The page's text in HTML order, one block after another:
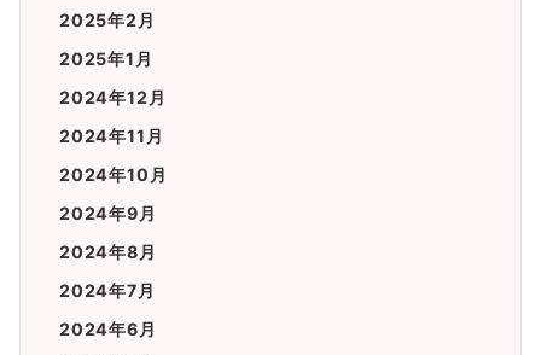
2025年2月
2025年1月
2024年12月
2024年11月
2024年10月
2024年9月
2024年8月
2024年7月
2024年6月